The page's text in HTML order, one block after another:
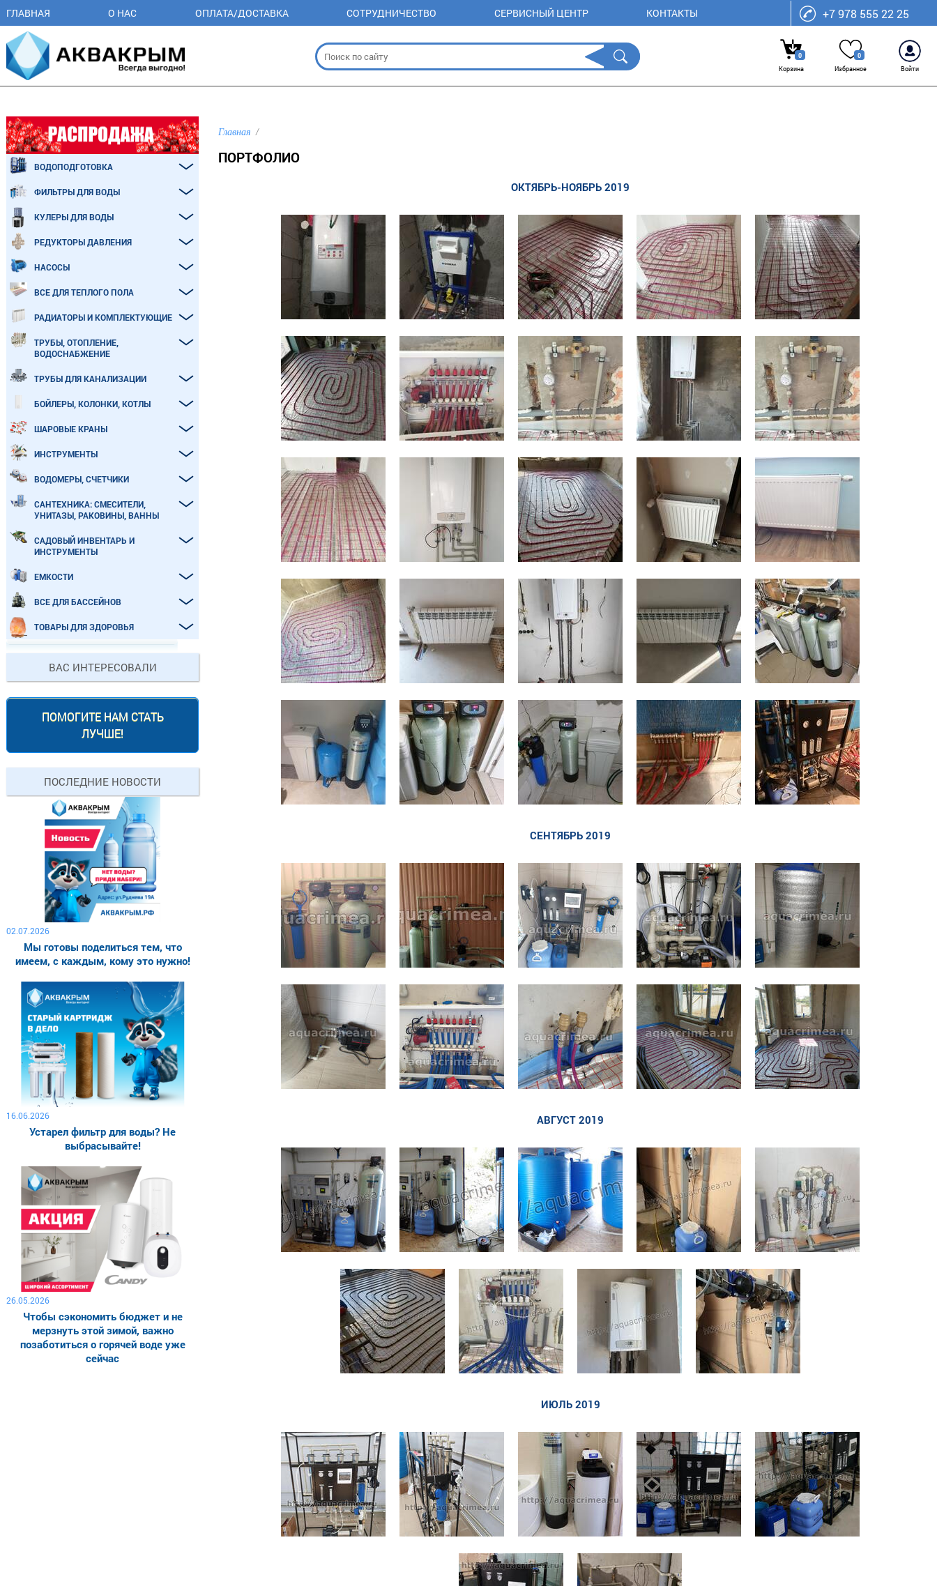
ГЛАВНАЯ О НАС ОПЛАТА/ДОСТАВКА СОТРУДНИЧЕСТВО СЕРВИСНЫЙ ЦЕНТР КОНТАКТЫ +7 978 555 22 25
0
Корзина
0
Избранное
Войти
Главная
ПОРТФОЛИО
ОКТЯБРЬ-НОЯБРЬ 2019
СЕНТЯБРЬ 2019
АВГУСТ 2019
ИЮЛЬ 2019
ВОДОПОДГОТОВКА
ФИЛЬТРЫ ДЛЯ ВОДЫ
КУЛЕРЫ ДЛЯ ВОДЫ
РЕДУКТОРЫ ДАВЛЕНИЯ
НАСОСЫ
ВСЕ ДЛЯ ТЕПЛОГО ПОЛА
РАДИАТОРЫ И КОМПЛЕКТУЮЩИЕ
ТРУБЫ, ОТОПЛЕНИЕ,
ВОДОСНАБЖЕНИЕ
ТРУБЫ ДЛЯ КАНАЛИЗАЦИИ
БОЙЛЕРЫ, КОЛОНКИ, КОТЛЫ
ШАРОВЫЕ КРАНЫ
ИНСТРУМЕНТЫ
ВОДОМЕРЫ, СЧЕТЧИКИ
САНТЕХНИКА: СМЕСИТЕЛИ,
УНИТАЗЫ, РАКОВИНЫ, ВАННЫ
САДОВЫЙ ИНВЕНТАРЬ И
ИНСТРУМЕНТЫ
ЕМКОСТИ
ВСЕ ДЛЯ БАССЕЙНОВ
ТОВАРЫ ДЛЯ ЗДОРОВЬЯ
ВАС ИНТЕРЕСОВАЛИ
ПОМОГИТЕ НАМ СТАТЬ
ЛУЧШЕ!
ПОСЛЕДНИЕ НОВОСТИ
02.07.2026
Мы готовы поделиться тем, что
имеем, с каждым, кому это нужно!
16.06.2026
Устарел фильтр для воды? Не
выбрасывайте!
26.05.2026
Чтобы сэкономить бюджет и не
мерзнуть этой зимой, важно
позаботиться о горячей воде уже
сейчас